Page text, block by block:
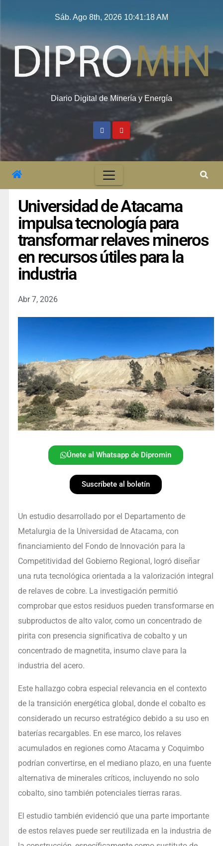
Sáb. Ago 8th, 2026 10:41:18 AM
Diario Digital de Minería y Energía
Universidad de Atacama
impulsa tecnología para
transformar relaves mineros
en recursos útiles para la
industria
Abr 7, 2026
Únete al Whatsapp de Dipromin
Suscríbete al boletín
Un estudio desarrollado por el Departamento de
Metalurgia de la Universidad de Atacama, con
financiamiento del Fondo de Innovación para la
Competitividad del Gobierno Regional, logró diseñar
una ruta tecnológica orientada a la valorización integral
de relaves de cobre. La investigación permitió
comprobar que estos residuos pueden transformarse en
subproductos de alto valor, como un concentrado de
pirita con presencia significativa de cobalto y un
concentrado de magnetita, insumo clave para la
industria del acero.
Este hallazgo cobra especial relevancia en el contexto
de la transición energética global, donde el cobalto es
considerado un recurso estratégico debido a su uso en
baterías recargables. En ese marco, los relaves
acumulados en regiones como Atacama y Coquimbo
podrían convertirse, en el mediano plazo, en una fuente
alternativa de minerales críticos, incluyendo no solo
cobalto, sino también potenciales tierras raras.
El estudio también evidenció que una parte importante
de estos relaves puede ser reutilizada en la industria de